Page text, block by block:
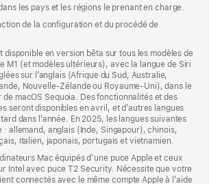
les pays et les régions le prenant en charge.
de la configuration et du procédé de
disponible en version bêta sur tous les modèles de
M1 (et modèles ultérieurs), avec la langue de Siri
sur l’anglais (Afrique du Sud, Australie,
Nouvelle-Zélande ou Royaume-Uni), dans le
de macOS Sequoia. Des fonctionnalités et des
seront disponibles en avril, et d’autres langues
dans l’année. En 2025, les langues suivantes
: allemand, anglais (Inde, Singapour), chinois,
italien, japonais, portugais et vietnamien.
Mac équipés d’une puce Apple et ceux
Intel avec puce T2 Security. Nécessite que votre
connectés avec le même compte Apple à l’aide